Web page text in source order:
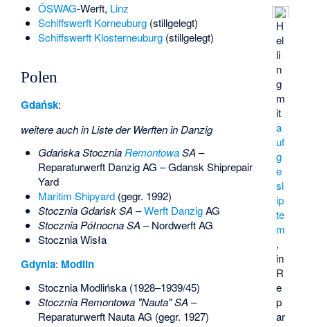
H
el
li
n
g
m
it
a
uf
g
e
sl
ip
te
m
,
in
R
e
p
ar
ÖSWAG-Werft, Linz
Schiffswerft Korneuburg(stillgelegt)
Schiffswerft Klosterneuburg(stillgelegt)
Polen
Gdańsk:
weitere auch inListe der Werften in Danzig
Gdańska Stocznia RemontowaSA –
Reparaturwerft Danzig AG – Gdansk Shiprepair
Yard
Maritim Shipyard(gegr. 1992)
Stocznia Gdańsk SA –Werft DanzigAG
Stocznia Północna SA – Nordwerft AG
Stocznia Wisła
Gdynia: Modlin
Stocznia Modlińska(1928–1939/45)
Stocznia Remontowa "Nauta" SA –
Reparaturwerft Nauta AG (gegr. 1927)